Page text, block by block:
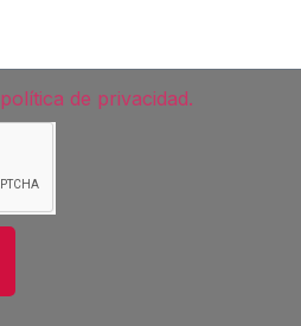
política de privacidad.